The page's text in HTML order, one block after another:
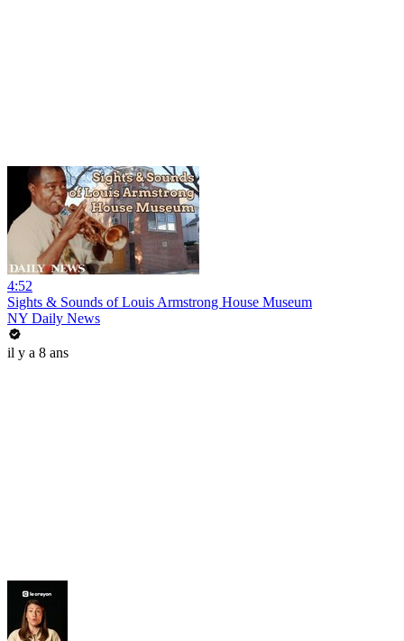
4:52
Sights & Sounds of Louis Armstrong House Museum
NY Daily News
il y a 8 ans